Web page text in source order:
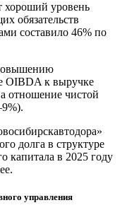
хороший уровень
обязательств
составило 46% по
OIBDA к выручке
отношение чистой
долга в структуре
капитала в 2025 году
управления